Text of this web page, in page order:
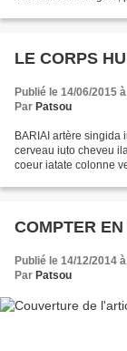
LE CORPS
Publié le 14/06/2015
Par Patsou
BARIAI artère singida
cerveau iuto cheveu
coeur iatate colonne
COMPTER
Publié le 14/12/2014
Par Patsou